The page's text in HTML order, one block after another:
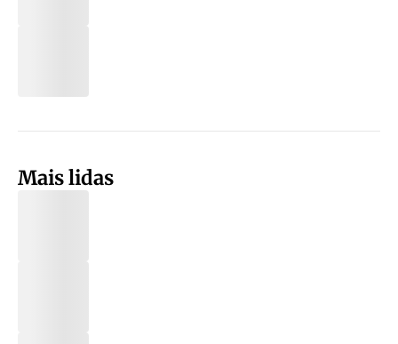
Mais lidas